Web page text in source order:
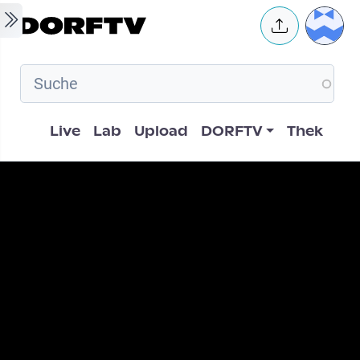
Skip to main content User
Hauptnavigation
Live Lab Upload DORFTV Thek